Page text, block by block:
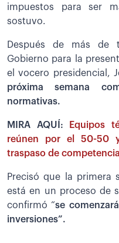
impuestos para ser
sostuvo.
Después de más de
Gobierno para la
el vocero presidencial,
próxima semana
normativas.
MIRA AQUÍ:
Equipos
reúnen por el 50-50
traspaso de
Precisó que la primera
está en un proceso de
confirmó “se
inversiones”.